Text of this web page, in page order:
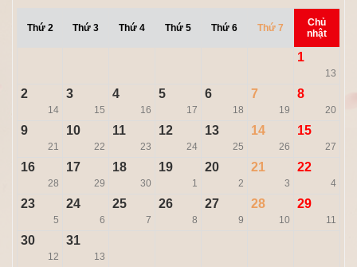
Thứ 2 Thứ 3 Thứ 4 Thứ 5 Thứ 6 Thứ 7
Chủ
nhật
1
13
2
14
3
15
4
16
5
17
6
18
7
19
8
20
9
21
10
22
11
23
12
24
13
25
14
26
15
27
16
28
17
29
18
30
19
1
20
2
21
3
22
4
23
5
24
6
25
7
26
8
27
9
28
10
29
11
30
12
31
13